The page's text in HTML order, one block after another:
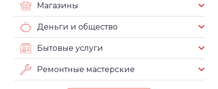
Магазины
Деньги и общество
Бытовые услуги
Ремонтные мастерские